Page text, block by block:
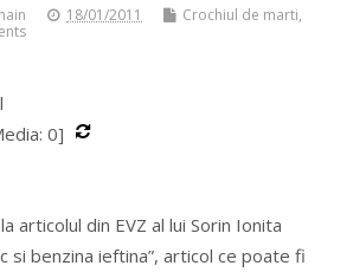
18/01/2011 Crochiul de marti,
0]
articolul din EVZ al lui Sorin Ionita
si benzina ieftina”, articol ce poate fi